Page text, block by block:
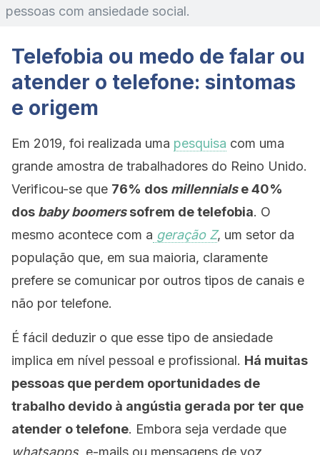
pessoas com ansiedade social.
Telefobia ou medo de falar ou
atender o telefone: sintomas
e origem
Em 2019, foi realizada uma pesquisa com uma
grande amostra de trabalhadores do Reino Unido.
Verificou-se que 76% dos millennialse 40%
dos baby boomerssofrem de telefobia. O
mesmo acontece com a geração Z, um setor da
população que, em sua maioria, claramente
prefere se comunicar por outros tipos de canais e
não por telefone.
É fácil deduzir o que esse tipo de ansiedade
implica em nível pessoal e profissional. Há muitas
pessoas que perdem oportunidades de
trabalho devido à angústia gerada por ter que
atender o telefone. Embora seja verdade que
whatsapps, e-mails ou mensagens de voz